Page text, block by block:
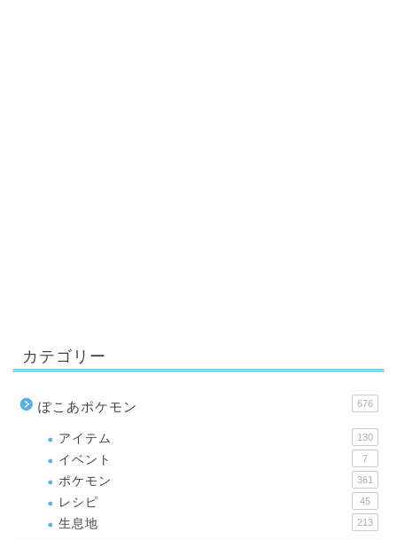
カテゴリー
ぽこあポケモン 676
アイテム 130
イベント 7
ポケモン 361
レシピ 45
生息地 213